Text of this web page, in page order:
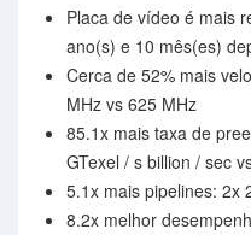
Placa de vídeo é mais
ano(s) e 10 mês(es)
Cerca de 52% mais
MHz vs 625 MHz
85.1x mais taxa de
GTexel / s billion / sec
5.1x mais pipelines: 2x
8.2x melhor